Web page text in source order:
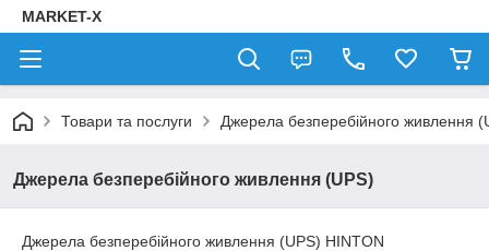
MARKET-X
Товари та послуги Джерела безперебійного живлення
Джерела безперебійного живлення (UPS)
Джерела безперебійного живлення (UPS) HINTON